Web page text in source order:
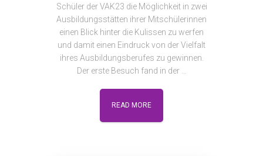
Schüler der VAK23 die Möglichkeit in zwei
Ausbildungsstätten ihrer Mitschülerinnen
einen Blick hinter die Kulissen zu werfen
und damit einen Eindruck von der Vielfalt
ihres Ausbildungsberufes zu gewinnen.
Der erste Besuch fand in der …
READ MORE